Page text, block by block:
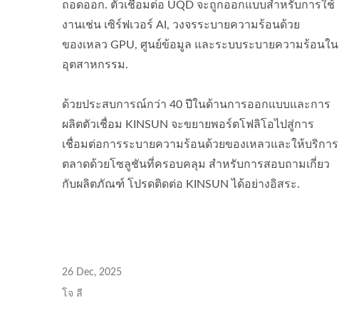
ถอดออก. ตัวเชื่อมต่อ UQD จะถูกออกแบบสำหรับการใช้
งานเช่น เซิร์ฟเวอร์ AI, วงจรระบายความร้อนด้วย
ของเหลว GPU, ศูนย์ข้อมูล และระบบระบายความร้อนใน
อุตสาหกรรม.
ด้วยประสบการณ์กว่า 40 ปีในด้านการออกแบบและการ
ผลิตตัวเชื่อม KINSUN จะขยายพอร์ตโฟลิโอไปสู่การ
เชื่อมต่อการระบายความร้อนด้วยของเหลวและให้บริการ
ตลาดด้วยโซลูชันที่ครอบคลุม สำหรับการสอบถามเกี่ยว
กับผลิตภัณฑ์ โปรดติดต่อ KINSUN ได้อย่างอิสระ.
26 Dec, 2025
โจ ลี